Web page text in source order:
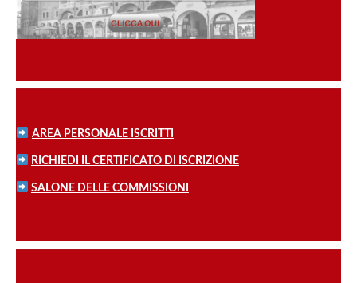
AREA PERSONALE ISCRITTI
RICHIEDI IL CERTIFICATO DI ISCRIZIONE
SALONE DELLE COMMISSIONI